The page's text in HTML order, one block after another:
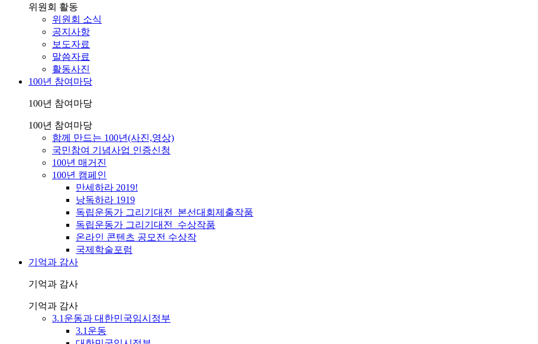
위원회 활동
위원회 소식
공지사항
보도자료
말씀자료
활동사진
100년 참여마당
100년 참여마당
100년 참여마당
함께 만드는 100년(사진,영상)
국민참여 기념사업 인증신청
100년 매거진
100년 캠페인
만세하라 2019!
낭독하라 1919
독립운동가 그리기대전_본선대회제출작품
독립운동가 그리기대전_수상작품
온라인 콘텐츠 공모전 수상작
국제학술포럼
기억과 감사
기억과 감사
기억과 감사
3.1운동과 대한민국임시정부
3.1운동